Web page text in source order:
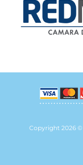
Copyright 2026 ©